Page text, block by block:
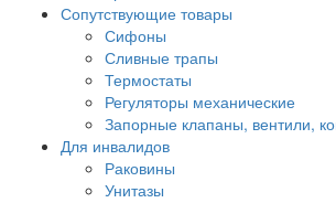
Сопутствующие товары
Сифоны
Сливные трапы
Термостаты
Регуляторы механические
Запорные клапаны, вентили,
Для инвалидов
Раковины
Унитазы